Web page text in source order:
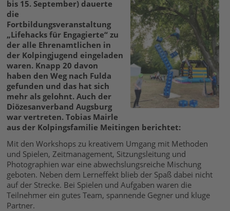
bis 15. September) dauerte
die
Fortbildungsveranstaltung
„Lifehacks für Engagierte“ zu
der alle Ehrenamtlichen in
der Kolpingjugend eingeladen
waren. Knapp 20 davon
haben den Weg nach Fulda
gefunden und das hat sich
mehr als gelohnt. Auch der
Diözesanverband Augsburg
war vertreten. Tobias Mairle
aus der Kolpingsfamilie Meitingen berichtet:
Mit den Workshops zu kreativem Umgang mit Methoden
und Spielen, Zeitmanagement, Sitzungsleitung und
Photographien war eine abwechslungsreiche Mischung
geboten. Neben dem Lerneffekt blieb der Spaß dabei nicht
auf der Strecke. Bei Spielen und Aufgaben waren die
Teilnehmer ein gutes Team, spannende Gegner und kluge
Partner.